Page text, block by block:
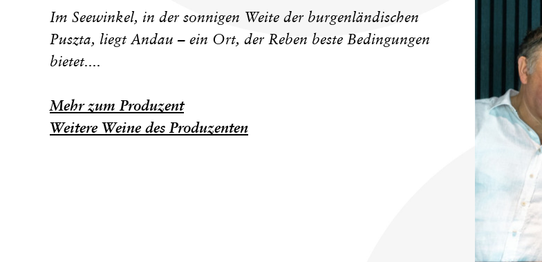
Im Seewinkel, in der sonnigen Weite der burgenländischen
Puszta, liegt Andau – ein Ort, der Reben beste Bedingungen
bietet....
Mehr zum Produzent
Weitere Weine des Produzenten